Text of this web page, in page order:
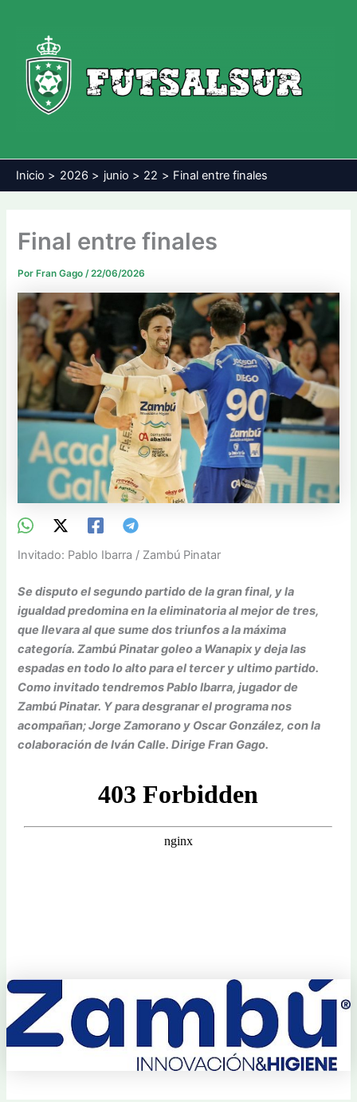
contenido
Inicio 2026 junio 22 Final entre finales
Final entre finales
PorFran Gago /22/06/2026
Invitado: Pablo Ibarra / Zambú Pinatar
Se disputo el segundo partido de la gran final, y la
igualdad predomina en la eliminatoria al mejor de tres,
que llevara al que sume dos triunfos a la máxima
categoría. Zambú Pinatar goleo a Wanapix y deja las
espadas en todo lo alto para el tercer y ultimo partido.
Como invitado tendremos Pablo Ibarra, jugador de
Zambú Pinatar. Y para desgranar el programa nos
acompañan; Jorge Zamorano y Oscar González, con la
colaboración de Iván Calle. Dirige Fran Gago.